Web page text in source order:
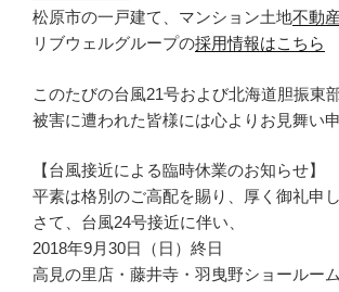
松原市の一戸建て、マンション土地不動
リブウェルグループの採用情報はこちら
このたびの台風21号および北海道胆振東
被害に遭われた皆様には心よりお見舞い
【台風接近による臨時休業のお知らせ】
平素は格別のご高配を賜り、厚く御礼申し
さて、台風24号接近に伴い、
2018年9月30日（日）終日
高見の里店・藤井寺・羽曳野ショールー